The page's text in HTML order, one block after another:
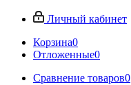
Личный кабинет
Корзина0
Отложенные0
Сравнение товаров0